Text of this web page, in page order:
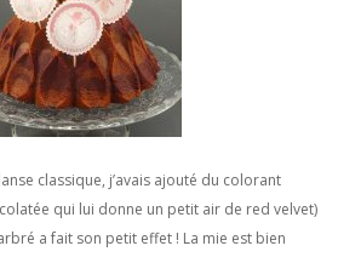
classique, j’avais ajouté du colorant
qui lui donne un petit air de red velvet)
a fait son petit effet ! La mie est bien